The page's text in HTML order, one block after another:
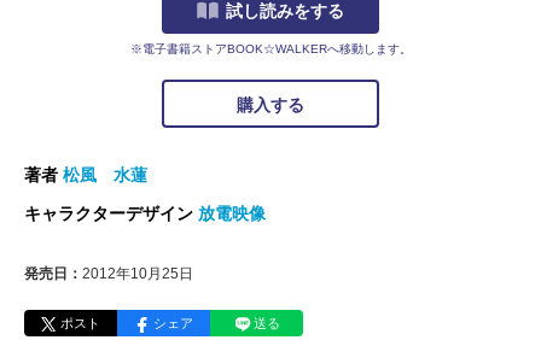
試し読みをする
※電子書籍ストアBOOK☆WALKERへ移動します。
購入する
著者 松風 水蓮
キャラクターデザイン 放電映像
発売日： 2012年10月25日
ポスト シェア 送る